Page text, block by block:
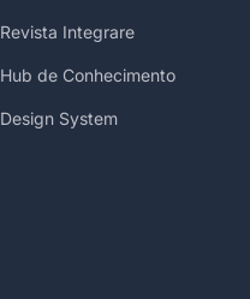
Revista Integrare
Hub de Conhecimento
Design System